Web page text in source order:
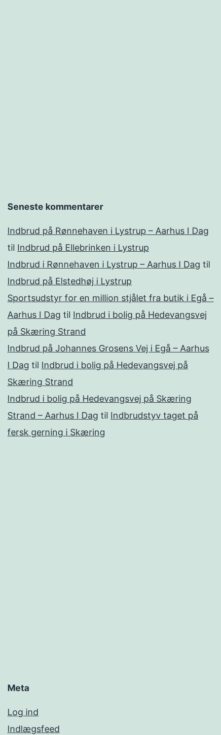
Seneste kommentarer
Indbrud på Rønnehaven i Lystrup – Aarhus I Dag
til Indbrud på Ellebrinken i Lystrup
Indbrud i Rønnehaven i Lystrup – Aarhus I Dag til
Indbrud på Elstedhøj i Lystrup
Sportsudstyr for en million stjålet fra butik i Egå –
Aarhus I Dag til Indbrud i bolig på Hedevangsvej
på Skæring Strand
Indbrud på Johannes Grosens Vej i Egå – Aarhus
I Dag til Indbrud i bolig på Hedevangsvej på
Skæring Strand
Indbrud i bolig på Hedevangsvej på Skæring
Strand – Aarhus I Dag til Indbrudstyv taget på
fersk gerning i Skæring
Meta
Log ind
Indlægsfeed